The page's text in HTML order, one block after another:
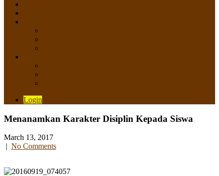
Login
Menanamkan Karakter Disiplin Kepada Siswa
March 13, 2017
| No Comments